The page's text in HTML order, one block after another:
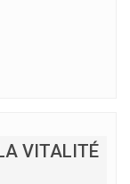
VITALITÉ